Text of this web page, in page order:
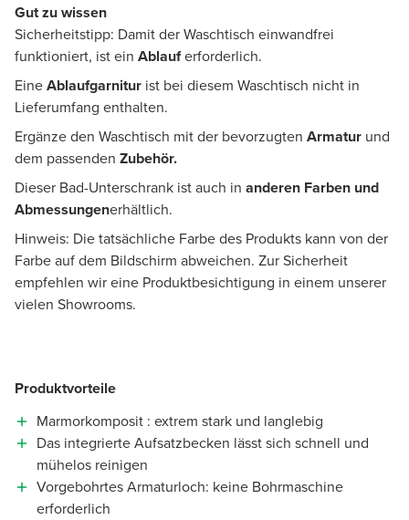
Gut zu wissen
Sicherheitstipp: Damit der Waschtisch einwandfrei
funktioniert, ist ein Ablauferforderlich.
EineAblaufgarnitur ist bei diesem Waschtisch nicht in
Lieferumfang enthalten.
Ergänze den Waschtisch mit der bevorzugten Armatur und
dem passenden Zubehör.
Dieser Bad-Unterschrank ist auch in anderen Farben und
Abmessungenerhältlich.
Hinweis: Die tatsächliche Farbe des Produkts kann von der
Farbe auf dem Bildschirm abweichen. Zur Sicherheit
empfehlen wir eine Produktbesichtigung in einem unserer
vielen Showrooms.
Produktvorteile
Marmorkomposit : extrem stark und langlebig
Das integrierte Aufsatzbecken lässt sich schnell und
mühelos reinigen
Vorgebohrtes Armaturloch: keine Bohrmaschine
erforderlich